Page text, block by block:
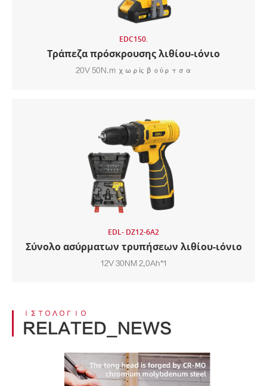
EDC150.
Τράπεζα πρόσκρουσης λιθίου-ιόνιο
20V 50N.m χωρίς βούρτσα
EDL- DZ12-6A2
Σύνολο ασύρματων τρυπήσεων λιθίου-ιόνιο
12V 30NM 2,0Ah*1
ΙΣΤΟΛΌΓΙΟ
RELATED_NEWS